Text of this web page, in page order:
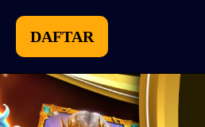
DAFTAR